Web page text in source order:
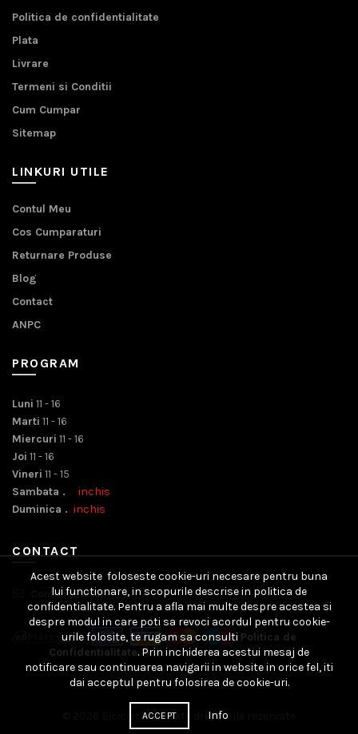
Politica de confidentialitate
Plata
Livrare
Termeni si Conditii
Cum Cumpar
Sitemap
LINKURI UTILE
Contul Meu
Cos Cumparaturi
Returnare Produse
Blog
Contact
ANPC
PROGRAM
Luni 11 - 16
Marti 11 - 16
Miercuri 11 - 16
Joi 11 - 16
Vineri 11 - 15
Sambata . inchis
Duminica . inchis
CONTACT
Contact Email
Bicicleteria. Toate drepturile rezervate
Acest website foloseste cookie-uri necesare pentru buna
lui functionare, in scopurile descrise in politica de
confidentialitate. Pentru a afla mai multe despre acestea si
despre modul in care poti sa revoci acordul pentru cookie-
urile folosite, te rugam sa consulti Politica de
Confidentialitate. Prin inchiderea acestui mesaj de
notificare sau continuarea navigarii in website in orice fel, iti
dai acceptul pentru folosirea de cookie-uri.
ACCEPT Info